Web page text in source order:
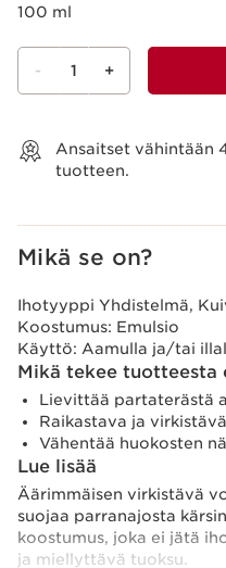
100 ml
- 1 +
Ansaitset vähintään
tuotteen.
Mikä se on?
Ihotyyppi Yhdistelmä,
Koostumus: Emulsio
Käyttö: Aamulla ja/tai
Mikä tekee tuotteesta
Lievittää partaterästä
Raikastava ja
Vähentää huokosten
Lue lisää
Äärimmäisen virkistävä
suojaa parranajosta
koostumus, joka ei jätä
ja miellyttävä tuoksu.